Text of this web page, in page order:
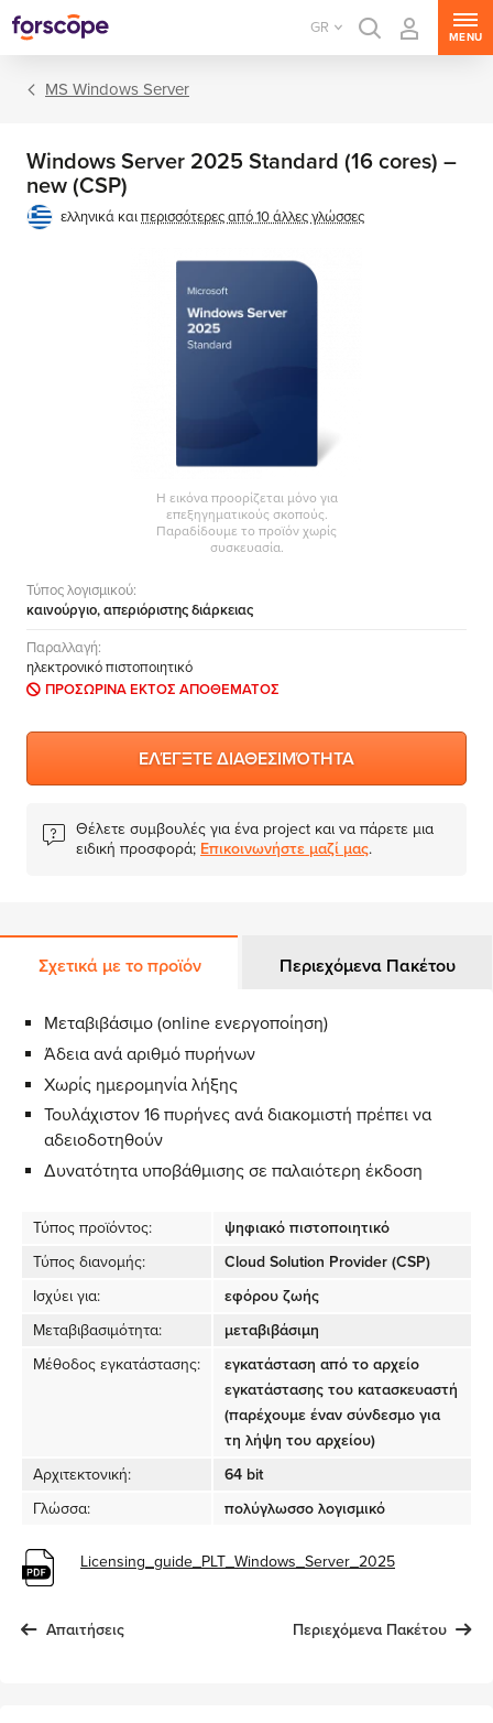
GR
MENU
MS Windows Server
MS Skype for Business Server
Server CALs
MS Windows Server
Windows Server 2025 Standard (16 cores) –
new (CSP)
ελληνικά καιπερισσότερες από 10 άλλες γλώσσες
Η εικόνα προορίζεται μόνο για
επεξηγηματικούς σκοπούς.
Παραδίδουμε το προϊόν χωρίς
συσκευασία.
Τύπος λογισμικού:
καινούργιο, απεριόριστης διάρκειας
Παραλλαγή:
ηλεκτρονικό πιστοποιητικό
ΠΡΟΣΩΡΙΝΑ ΕΚΤΟΣ ΑΠΟΘΕΜΑΤΟΣ
ΕΛΈΓΞΤΕ ΔΙΑΘΕΣΙΜΌΤΗΤΑ
Θέλετε συμβουλές για ένα project και να πάρετε μια
ειδική προσφορά; Επικοινωνήστε μαζί μας.
Σχετικά με το προϊόν Περιεχόμενα Πακέτου
Μεταβιβάσιμο (online ενεργοποίηση)
Άδεια ανά αριθμό πυρήνων
Χωρίς ημερομηνία λήξης
Τουλάχιστον 16 πυρήνες ανά διακομιστή πρέπει να
αδειοδοτηθούν
Δυνατότητα υποβάθμισης σε παλαιότερη έκδοση
Τύπος προϊόντος:
ψηφιακό πιστοποιητικό
Τύπος διανομής:
Cloud Solution Provider (CSP)
Ισχύει για:
εφόρου ζωής
Μεταβιβασιμότητα:
μεταβιβάσιμη
Μέθοδος εγκατάστασης:
εγκατάσταση από το αρχείο
εγκατάστασης του κατασκευαστή
(παρέχουμε έναν σύνδεσμο για
τη λήψη του αρχείου)
Αρχιτεκτονική:
64 bit
Γλώσσα:
πολύγλωσσο λογισμικό
Licensing_guide_PLT_Windows_Server_2025
Απαιτήσεις Περιεχόμενα Πακέτου